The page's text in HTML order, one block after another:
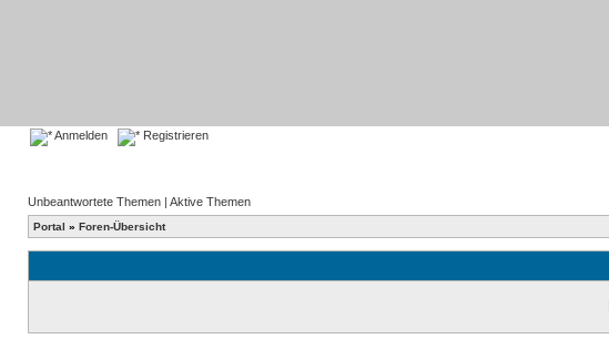
Anmelden Registrieren
Unbeantwortete Themen | Aktive Themen
Portal » Foren-Übersicht